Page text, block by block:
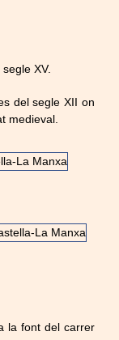
XV.
del segle XII on
medieval.
la font del carrer